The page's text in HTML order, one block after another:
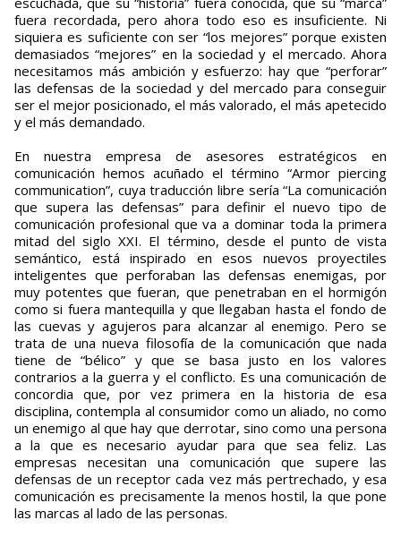
fuera recordada, pero ahora todo eso es insuficiente. Ni
siquiera es suficiente con ser “los mejores” porque existen
demasiados “mejores” en la sociedad y el mercado. Ahora
necesitamos más ambición y esfuerzo: hay que “perforar”
las defensas de la sociedad y del mercado para conseguir
ser el mejor posicionado, el más valorado, el más apetecido
y el más demandado.
En nuestra empresa de asesores estratégicos en
comunicación hemos acuñado el término “Armor piercing
communication”, cuya traducción libre sería “La comunicación
que supera las defensas” para definir el nuevo tipo de
comunicación profesional que va a dominar toda la primera
mitad del siglo XXI. El término, desde el punto de vista
semántico, está inspirado en esos nuevos proyectiles
inteligentes que perforaban las defensas enemigas, por
muy potentes que fueran, que penetraban en el hormigón
como si fuera mantequilla y que llegaban hasta el fondo de
las cuevas y agujeros para alcanzar al enemigo. Pero se
trata de una nueva filosofía de la comunicación que nada
tiene de “bélico” y que se basa justo en los valores
contrarios a la guerra y el conflicto. Es una comunicación de
concordia que, por vez primera en la historia de esa
disciplina, contempla al consumidor como un aliado, no como
un enemigo al que hay que derrotar, sino como una persona
a la que es necesario ayudar para que sea feliz. Las
empresas necesitan una comunicación que supere las
defensas de un receptor cada vez más pertrechado, y esa
comunicación es precisamente la menos hostil, la que pone
las marcas al lado de las personas.